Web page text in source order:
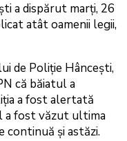
a dispărut marți, 26
atât oamenii legii,
de Poliție Hâncești,
că băiatul a
a fost alertată
a fost văzut ultima
continuă și astăzi.